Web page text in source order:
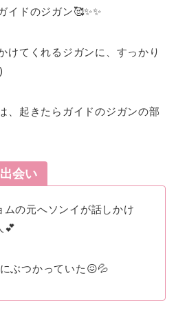
イドのジガン🥰✨✨
けてくれるジガンに、すっかり
、起きたらガイドのジガンの部
会い
の元へソンイが話しかけ
💕
ぶつかっていた😖💦